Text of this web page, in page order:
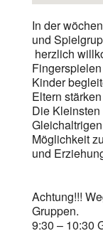
In der
und
herzlich
Kinder
Eltern
Die
Möglichkeit
und
Achtung!!!
Gruppen.
9:30 – 10:30